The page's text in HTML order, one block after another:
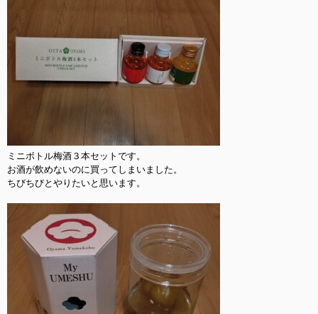
ミニボトル梅酒３本セットです。
お酒が飲めないのに買ってしまいました。
ちびちびとやりたいと思います。